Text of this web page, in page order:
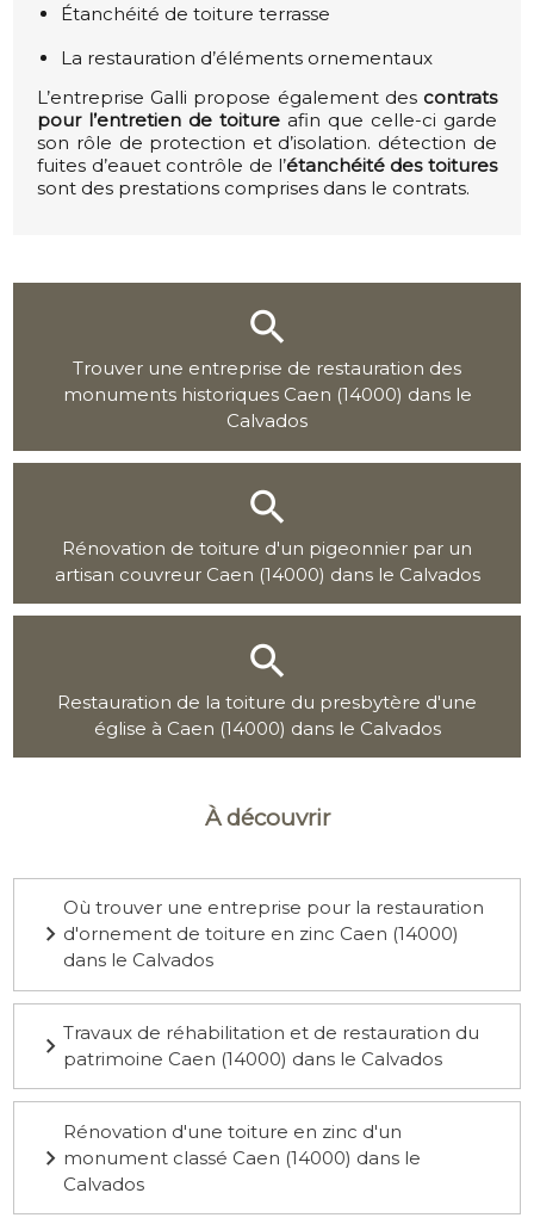
Étanchéité de toiture terrasse
La restauration d’éléments ornementaux
L’entreprise Galli propose également des contrats
pour l’entretien de toiture afin que celle-ci garde
son rôle de protection et d’isolation. détection de
fuites d’eauet contrôle de l’étanchéité des toitures
sont des prestations comprises dans le contrats.
Trouver une entreprise de restauration des
monuments historiques Caen (14000) dans le
Calvados
Rénovation de toiture d'un pigeonnier par un
artisan couvreur Caen (14000) dans le Calvados
Restauration de la toiture du presbytère d'une
église à Caen (14000) dans le Calvados
À découvrir
Où trouver une entreprise pour la restauration
d'ornement de toiture en zinc Caen (14000)
dans le Calvados
Travaux de réhabilitation et de restauration du
patrimoine Caen (14000) dans le Calvados
Rénovation d'une toiture en zinc d'un
monument classé Caen (14000) dans le
Calvados